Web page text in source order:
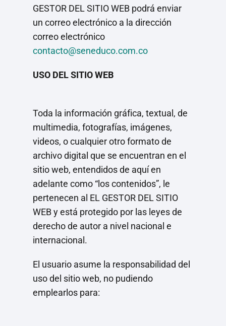
GESTOR DEL SITIO WEB podrá enviar
un correo electrónico a la dirección
correo electrónico
contacto@seneduco.com.co
USO DEL SITIO WEB
Toda la información gráfica, textual, de
multimedia, fotografías, imágenes,
videos, o cualquier otro formato de
archivo digital que se encuentran en el
sitio web, entendidos de aquí en
adelante como “los contenidos”, le
pertenecen al EL GESTOR DEL SITIO
WEB y está protegido por las leyes de
derecho de autor a nivel nacional e
internacional.
El usuario asume la responsabilidad del
uso del sitio web, no pudiendo
emplearlos para: